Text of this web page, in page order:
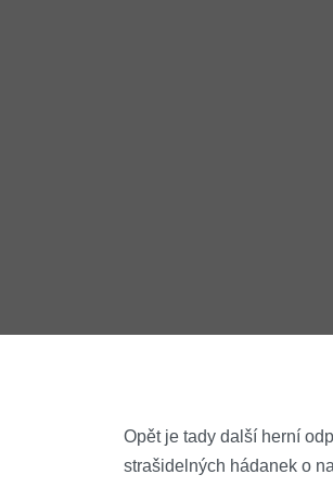
Opět je tady další herní
strašidelných hádanek o